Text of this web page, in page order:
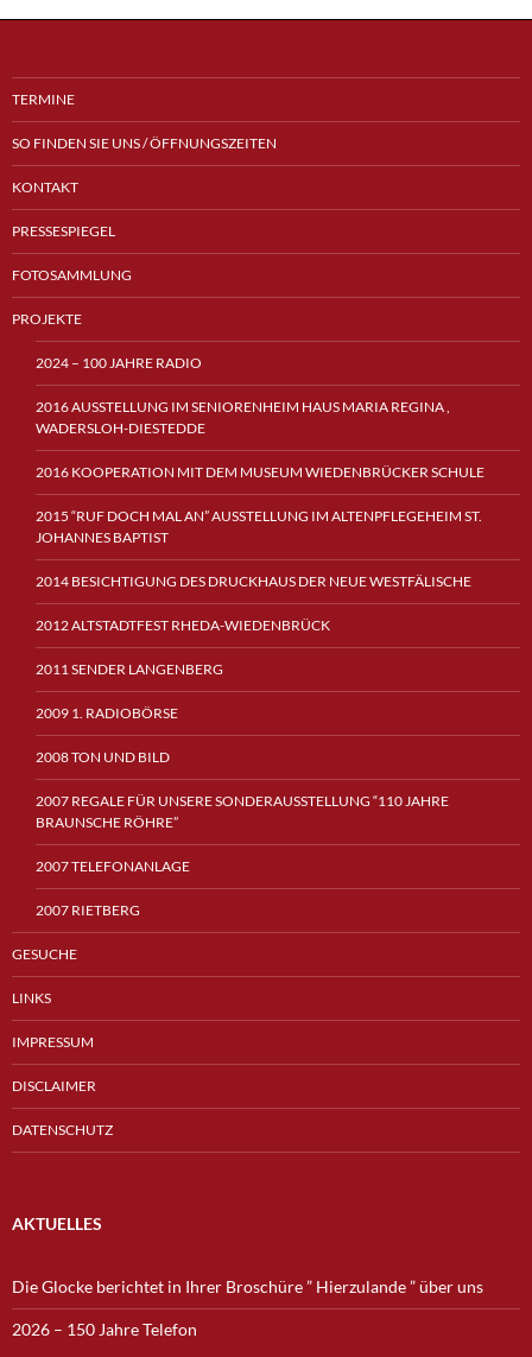
TERMINE
SO FINDEN SIE UNS / ÖFFNUNGSZEITEN
KONTAKT
PRESSESPIEGEL
FOTOSAMMLUNG
PROJEKTE
2024 – 100 JAHRE RADIO
2016 AUSSTELLUNG IM SENIORENHEIM HAUS MARIA REGINA ,
WADERSLOH-DIESTEDDE
2016 KOOPERATION MIT DEM MUSEUM WIEDENBRÜCKER SCHULE
2015 “RUF DOCH MAL AN” AUSSTELLUNG IM ALTENPFLEGEHEIM ST.
JOHANNES BAPTIST
2014 BESICHTIGUNG DES DRUCKHAUS DER NEUE WESTFÄLISCHE
2012 ALTSTADTFEST RHEDA-WIEDENBRÜCK
2011 SENDER LANGENBERG
2009 1. RADIOBÖRSE
2008 TON UND BILD
2007 REGALE FÜR UNSERE SONDERAUSSTELLUNG “110 JAHRE
BRAUNSCHE RÖHRE”
2007 TELEFONANLAGE
2007 RIETBERG
GESUCHE
LINKS
IMPRESSUM
DISCLAIMER
DATENSCHUTZ
AKTUELLES
Die Glocke berichtet in Ihrer Broschüre ” Hierzulande ” über uns
2026 – 150 Jahre Telefon